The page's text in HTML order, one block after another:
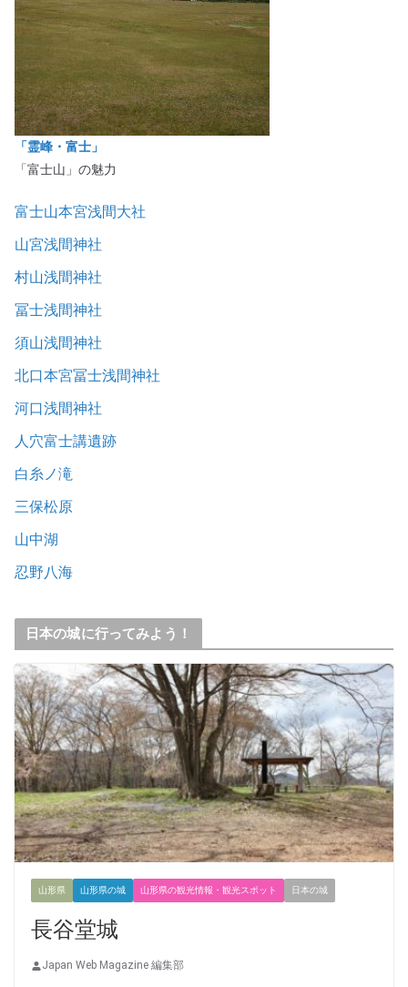
「霊峰・富士」
「富士山」の魅力
富士山本宮浅間大社
山宮浅間神社
村山浅間神社
冨士浅間神社
須山浅間神社
北口本宮冨士浅間神社
河口浅間神社
人穴富士講遺跡
白糸ノ滝
三保松原
山中湖
忍野八海
日本の城に行ってみよう！
山形県 山形県の城 山形県の観光情報・観光スポット 日本の城
長谷堂城
Japan Web Magazine 編集部